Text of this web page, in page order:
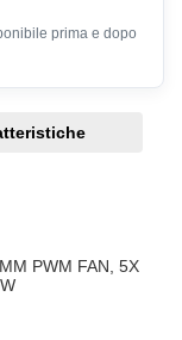
prima e dopo
PWM FAN, 5X